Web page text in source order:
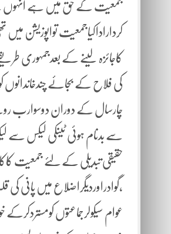
جمعیت کے حق میں ہے انہوں نے
کرداراداکیاجمعیت تواپوزیشن
کاجائزہ لینے کے بعدجمہوری
کی فلاح کے بجائے چندخاندانوں
چارسال کے دوران دوسوارب روپے
سے بدنام ہوئی ٹینکی لیکس سے
حقیقی تبدیلی کے لئے جمعیت
،گوادراوردیگراضلاع میں پانی
عوام سیکولرجماعتوں